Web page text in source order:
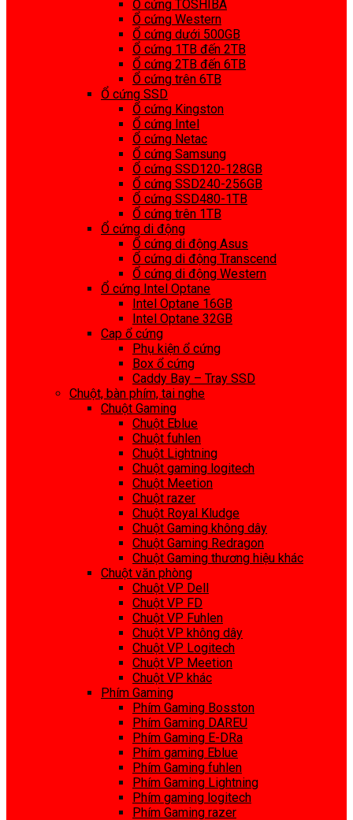
Ổ cứng TOSHIBA
Ổ cứng Western
Ổ cứng dưới 500GB
Ổ cứng 1TB đến 2TB
Ổ cứng 2TB đến 6TB
Ổ cứng trên 6TB
Ổ cứng SSD
Ổ cứng Kingston
Ổ cứng Intel
Ổ cứng Netac
Ổ cứng Samsung
Ổ cứng SSD120-128GB
Ổ cứng SSD240-256GB
Ổ cứng SSD480-1TB
Ổ cứng trên 1TB
Ổ cứng di động
Ổ cứng di động Asus
Ổ cứng di động Transcend
Ổ cứng di động Western
Ổ cứng Intel Optane
Intel Optane 16GB
Intel Optane 32GB
Cap ổ cứng
Phụ kiện ổ cứng
Box ổ cứng
Caddy Bay – Tray SSD
Chuột, bàn phím, tai nghe
Chuột Gaming
Chuột Eblue
Chuột fuhlen
Chuột Lightning
Chuột gaming logitech
Chuột Meetion
Chuột razer
Chuột Royal Kludge
Chuột Gaming không dây
Chuột Gaming Redragon
Chuột Gaming thương hiệu khác
Chuột văn phòng
Chuột VP Dell
Chuột VP FD
Chuột VP Fuhlen
Chuột VP không dây
Chuột VP Logitech
Chuột VP Meetion
Chuột VP khác
Phím Gaming
Phím Gaming Bosston
Phím Gaming DAREU
Phím Gaming E-DRa
Phím gaming Eblue
Phím Gaming fuhlen
Phím Gaming Lightning
Phím gaming logitech
Phím Gaming razer